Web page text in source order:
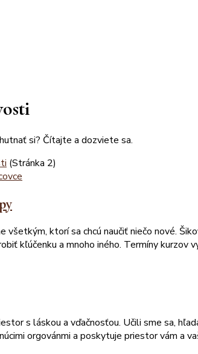
si? Čítajte a dozviete sa.
(Stránka 2)
všetkým, ktorí sa chcú naučiť niečo nové.
kľúčenku a mnoho iného. Termíny
s láskou a vďačnosťou. Učili sme sa,
orgovánmi a poskytuje priestor vám a